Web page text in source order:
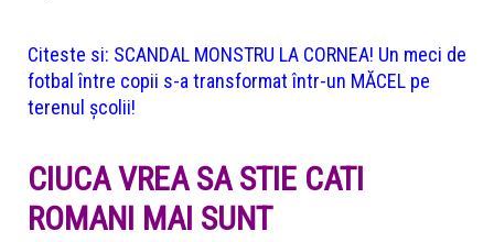
Citeste si: SCANDAL MONSTRU LA CORNEA! Un meci de
fotbal între copii s-a transformat într-un MĂCEL pe
terenul școlii!
CIUCA VREA SA STIE CATI
ROMANI MAI SUNT